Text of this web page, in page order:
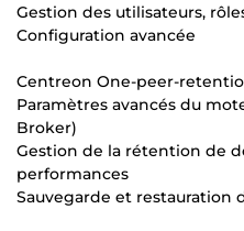
Gestion des utilisateurs,
Configuration avancée
Centreon One-peer-
Paramètres avancés du
Broker)
Gestion de la rétention de
performances
Sauvegarde et restauration